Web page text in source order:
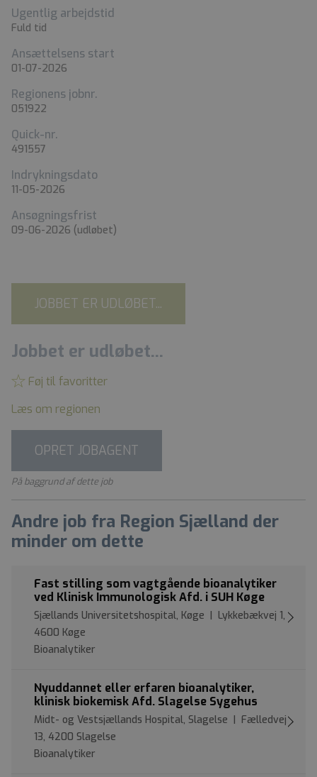
Ugentlig arbejdstid
Fuld tid
Ansættelsens start
01-07-2026
Regionens jobnr.
051922
Quick-nr.
491557
Indrykningsdato
11-05-2026
Ansøgningsfrist
09-06-2026 (udløbet)
JOBBET ER UDLØBET...
Jobbet er udløbet...
Føj til favoritter
Læs om regionen
OPRET JOBAGENT
På baggrund af dette job
Andre job fra Region Sjælland der
minder om dette
Fast stilling som vagtgående bioanalytiker
ved Klinisk Immunologisk Afd. i SUH Køge
Sjællands Universitetshospital, Køge | Lykkebækvej 1,
4600 Køge
Bioanalytiker
Nyuddannet eller erfaren bioanalytiker,
klinisk biokemisk Afd. Slagelse Sygehus
Midt- og Vestsjællands Hospital, Slagelse | Fælledvej
13, 4200 Slagelse
Bioanalytiker